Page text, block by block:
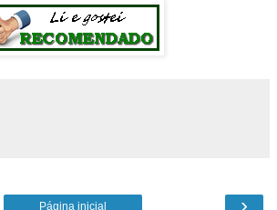
›
Página inicial